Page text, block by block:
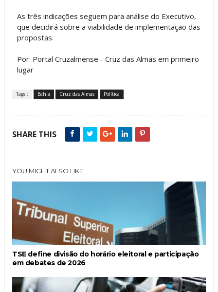
As três indicações seguem para análise do Executivo,
que decidirá sobre a viabilidade de implementação das
propostas.
Por: Portal Cruzalmense - Cruz das Almas em primeiro
lugar
Tags : Bahia Cruz das Almas Política
SHARE THIS
YOU MIGHT ALSO LIKE
TSE define divisão do horário eleitoral e participação
em debates de 2026